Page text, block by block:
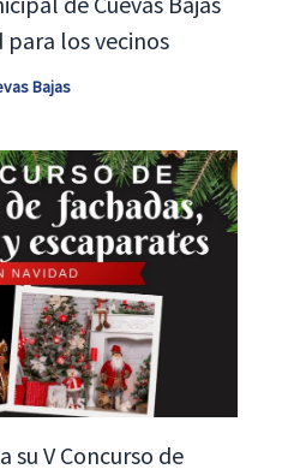
para los vecinos
Bajas
su V Concurso de